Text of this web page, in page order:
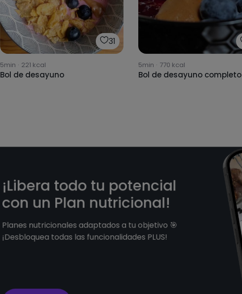
31
5min · 221 kcal
Bol de desayuno
5min · 770 kcal
Bol de desayuno completo
¡Libera todo tu potencial
con un Plan nutricional!
Planes nutricionales adaptados a tu objetivo 🎯
¡Desbloquea todas las funcionalidades PLUS!